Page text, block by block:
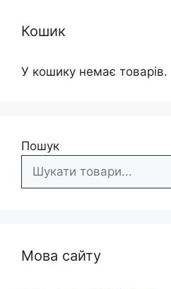
Кошик
У кошику немає товарів.
Пошук
Мова сайту